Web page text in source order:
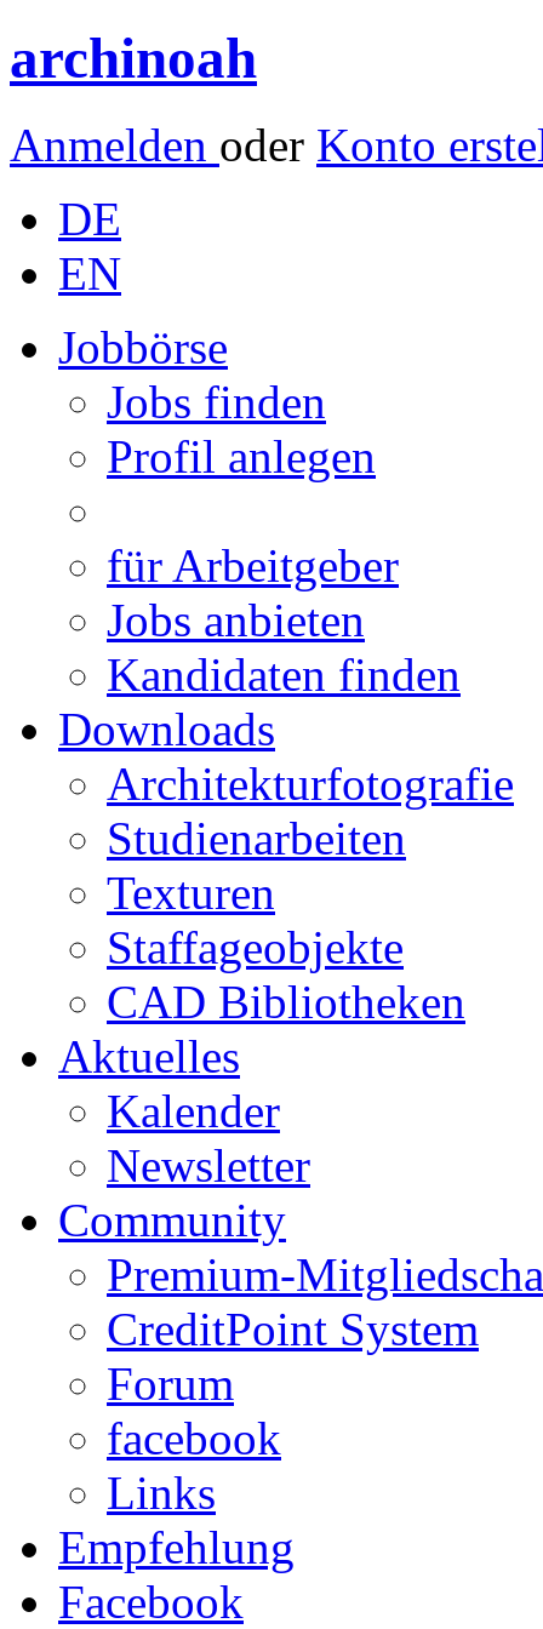
archinoah
Anmelden oder Konto
DE
EN
Jobbörse
Jobs finden
Profil anlegen
für Arbeitgeber
Jobs anbieten
Kandidaten finden
Downloads
Architekturfotografie
Studienarbeiten
Texturen
Staffageobjekte
CAD Bibliotheken
Aktuelles
Kalender
Newsletter
Community
Premium-
CreditPoint System
Forum
facebook
Links
Empfehlung
Facebook